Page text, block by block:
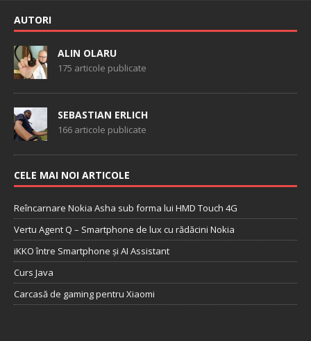
AUTORI
ALIN OLARU
175 articole publicate
SEBASTIAN ERLICH
166 articole publicate
CELE MAI NOI ARTICOLE
Reîncarnare Nokia Asha sub forma lui HMD Touch 4G
Vertu Agent Q – Smartphone de lux cu rădăcini Nokia
iKKO între Smartphone și AI Assistant
Curs Java
Carcasă de gaming pentru Xiaomi